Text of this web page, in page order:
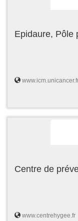
Epidaure, Pôle
Centre de
www.centrehygee.fr